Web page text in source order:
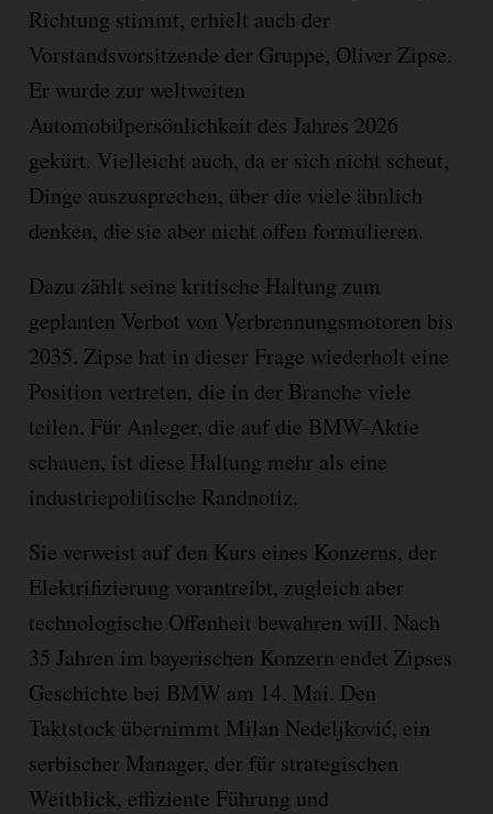
Richtung stimmt, erhielt auch der
Vorstandsvorsitzende der Gruppe, Oliver Zipse.
Er wurde zur weltweiten
Automobilpersönlichkeit des Jahres 2026
gekürt. Vielleicht auch, da er sich nicht scheut,
Dinge auszusprechen, über die viele ähnlich
denken, die sie aber nicht offen formulieren.
Dazu zählt seine kritische Haltung zum
geplanten Verbot von Verbrennungsmotoren bis
2035. Zipse hat in dieser Frage wiederholt eine
Position vertreten, die in der Branche viele
teilen. Für Anleger, die auf die BMW-Aktie
schauen, ist diese Haltung mehr als eine
industriepolitische Randnotiz.
Sie verweist auf den Kurs eines Konzerns, der
Elektrifizierung vorantreibt, zugleich aber
technologische Offenheit bewahren will. Nach
35 Jahren im bayerischen Konzern endet Zipses
Geschichte bei BMW am 14. Mai. Den
Taktstock übernimmt Milan Nedeljković, ein
serbischer Manager, der für strategischen
Weitblick, effiziente Führung und